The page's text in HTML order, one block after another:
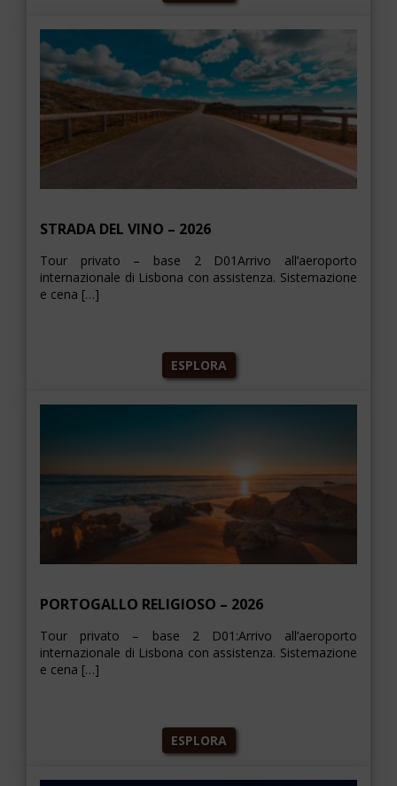
STRADA DEL VINO – 2026
Tour privato – base 2 D01Arrivo all’aeroporto
internazionale di Lisbona con assistenza. Sistemazione
e cena […]
ESPLORA
PORTOGALLO RELIGIOSO – 2026
Tour privato – base 2 D01:Arrivo all’aeroporto
internazionale di Lisbona con assistenza. Sistemazione
e cena […]
ESPLORA